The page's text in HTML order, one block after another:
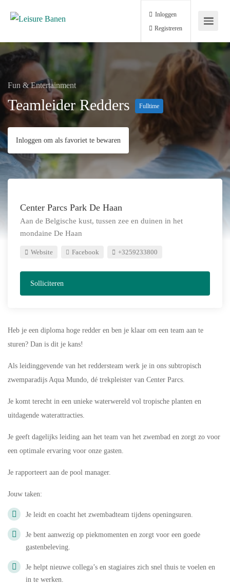
Inloggen
Registreren
Fun & Entertainment
Teamleider Redders Fulltime
Inloggen om als favoriet te bewaren
Center Parcs Park De Haan
Aan de Belgische kust, tussen zee en duinen in het
mondaine De Haan
Website Facebook +3259233800
Solliciteren
Heb je een diploma hoge redder en ben je klaar om een team aan te
sturen? Dan is dit je kans!
Als leidinggevende van het reddersteam werk je in ons subtropisch
zwemparadijs Aqua Mundo, dé trekpleister van Center Parcs.
Je komt terecht in een unieke waterwereld vol tropische planten en
uitdagende waterattracties.
Je geeft dagelijks leiding aan het team van het zwembad en zorgt zo voor
een optimale ervaring voor onze gasten.
Je rapporteert aan de pool manager.
Jouw taken:
Je leidt en coacht het zwembadteam tijdens openingsuren.
Je bent aanwezig op piekmomenten en zorgt voor een goede
gastenbeleving.
Je helpt nieuwe collega’s en stagiaires zich snel thuis te voelen en
in te werken.